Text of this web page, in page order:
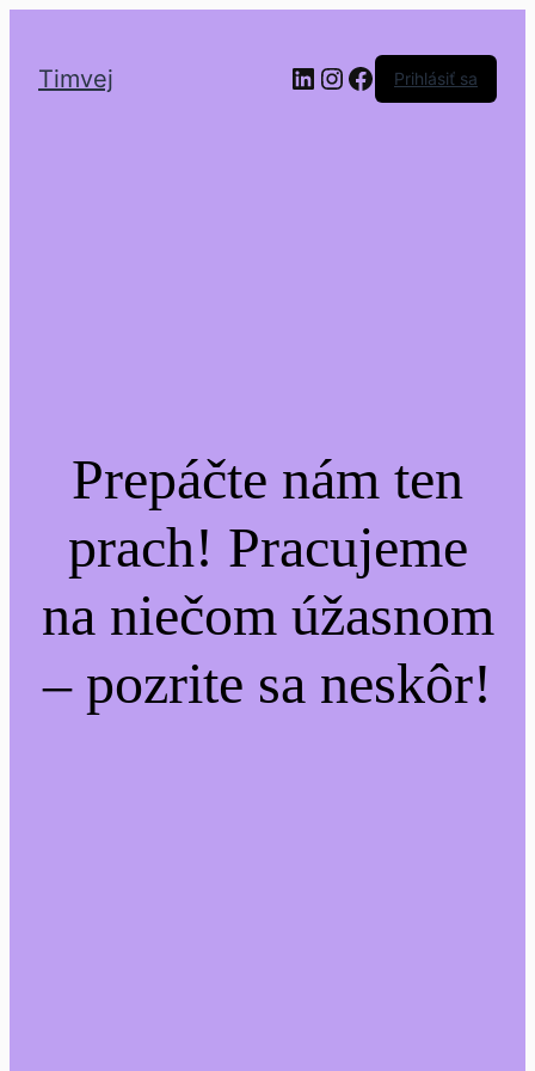
Timvej LinkedIn
Instagram
Facebook
Prihlásiť sa
Prepáčte nám ten
prach! Pracujeme
na niečom úžasnom
– pozrite sa neskôr!